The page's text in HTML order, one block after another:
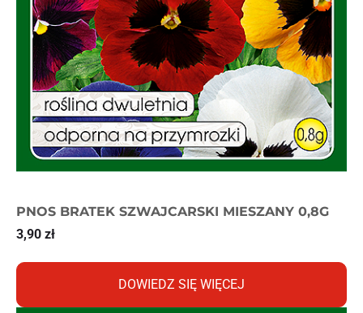
PNOS BRATEK SZWAJCARSKI MIESZANY 0,8G
3,90 zł
DOWIEDZ SIĘ WIĘCEJ